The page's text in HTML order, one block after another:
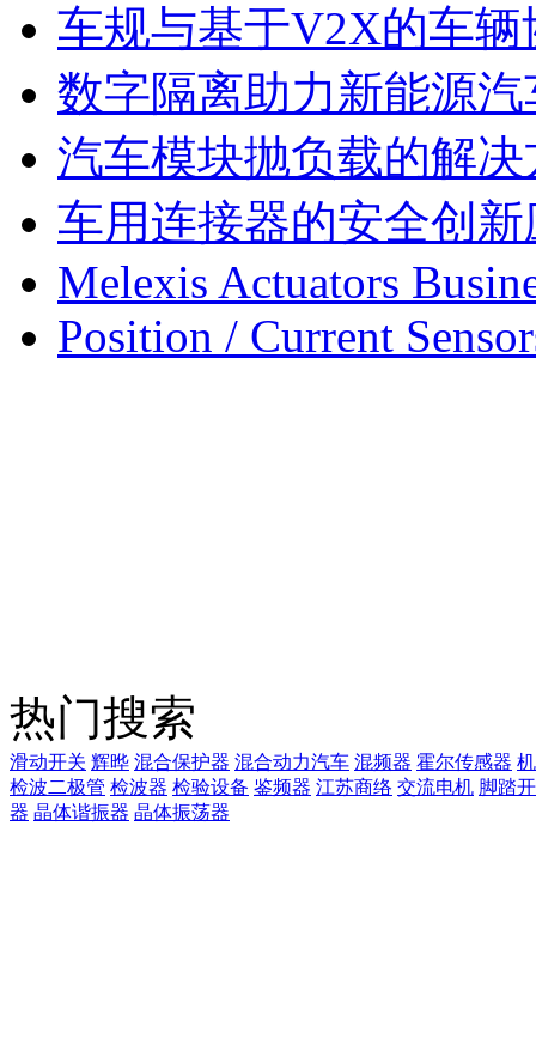
车规与基于V2X的车
数字隔离助力新能源
汽车模块抛负载的解决
车用连接器的安全创新
Melexis Actuators
Position / Current
热门搜索
滑动开关 辉晔 混合保护器 混合动力汽车 混频器 霍尔传感器
检波二极管 检波器 检验设备 鉴频器 江苏商络 交流电机 脚踏
器 晶体谐振器 晶体振荡器